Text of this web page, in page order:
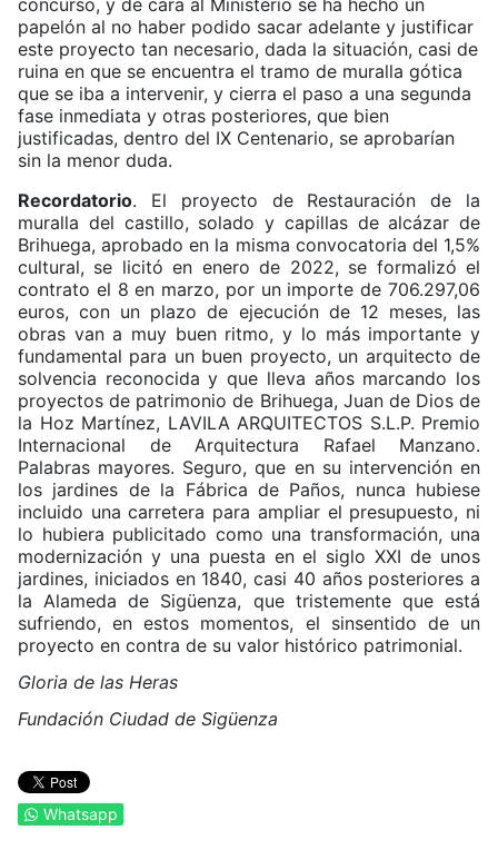
papelón al no haber podido sacar adelante y justificar
este proyecto tan necesario, dada la situación, casi de
ruina en que se encuentra el tramo de muralla gótica
que se iba a intervenir, y cierra el paso a una segunda
fase inmediata y otras posteriores, que bien
justificadas, dentro del IX Centenario, se aprobarían
sin la menor duda.
Recordatorio. El proyecto de Restauración de la
muralla del castillo, solado y capillas de alcázar de
Brihuega, aprobado en la misma convocatoria del 1,5%
cultural, se licitó en enero de 2022, se formalizó el
contrato el 8 en marzo, por un importe de 706.297,06
euros, con un plazo de ejecución de 12 meses, las
obras van a muy buen ritmo, y lo más importante y
fundamental para un buen proyecto, un arquitecto de
solvencia reconocida y que lleva años marcando los
proyectos de patrimonio de Brihuega, Juan de Dios de
la Hoz Martínez, LAVILA ARQUITECTOS S.L.P. Premio
Internacional de Arquitectura Rafael Manzano.
Palabras mayores. Seguro, que en su intervención en
los jardines de la Fábrica de Paños, nunca hubiese
incluido una carretera para ampliar el presupuesto, ni
lo hubiera publicitado como una transformación, una
modernización y una puesta en el siglo XXI de unos
jardines, iniciados en 1840, casi 40 años posteriores a
la Alameda de Sigüenza, que tristemente que está
sufriendo, en estos momentos, el sinsentido de un
proyecto en contra de su valor histórico patrimonial.
Gloria de las Heras
Fundación Ciudad de Sigüenza
Whatsapp